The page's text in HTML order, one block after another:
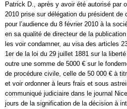
Patrick D., après y avoir été autorisé par
2010 prise sur délégation du président de
pour l’audience du 8 février 2010 à la
en sa qualité de directeur de la
les voir condamner, au visa des articles
1er de la loi du 29 juillet 1881 sur la
outre une somme de 5000 € sur le
de procédure civile, celle de 50 000 € à
et voir ordonner à leurs frais et sous
communiqué judiciaire dans le journal
jours de la signification de la décision à